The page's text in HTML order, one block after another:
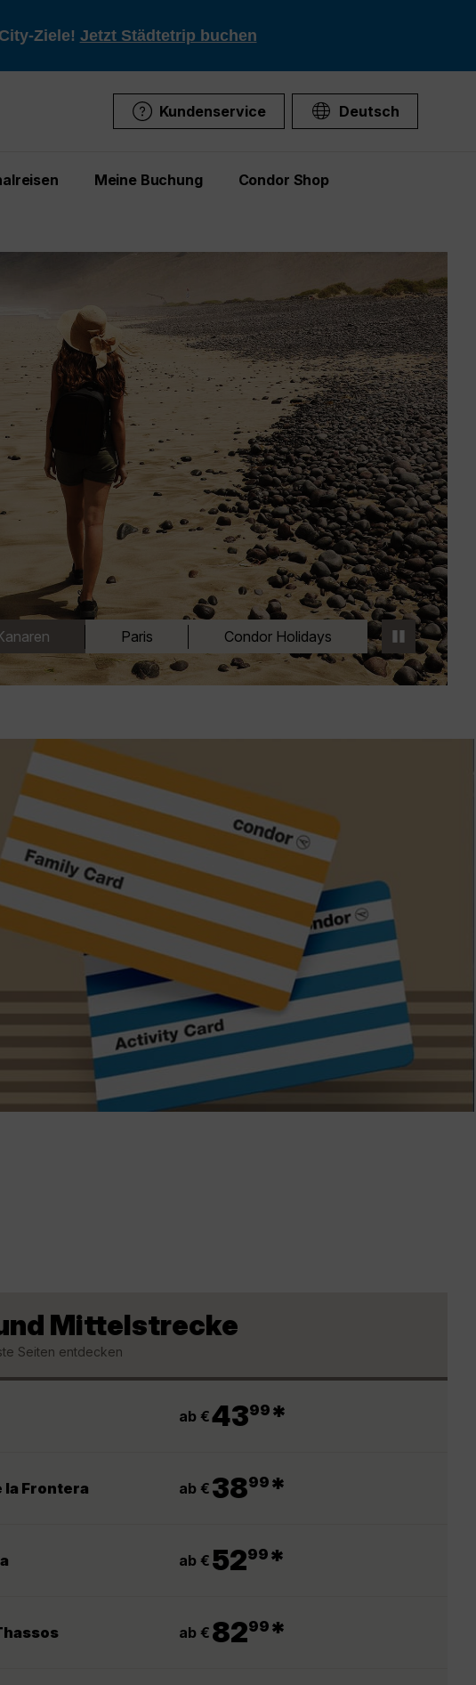
Ziele! Jetzt Städtetrip buchen
Kundenservice Deutsch
Meine Buchung Condor Shop
Paris Condor Holidays
Mittelstrecke
Seiten entdecken
ab €4399 *
la Frontera ab € 3899 *
ab € 5299 *
ab € 8299 *